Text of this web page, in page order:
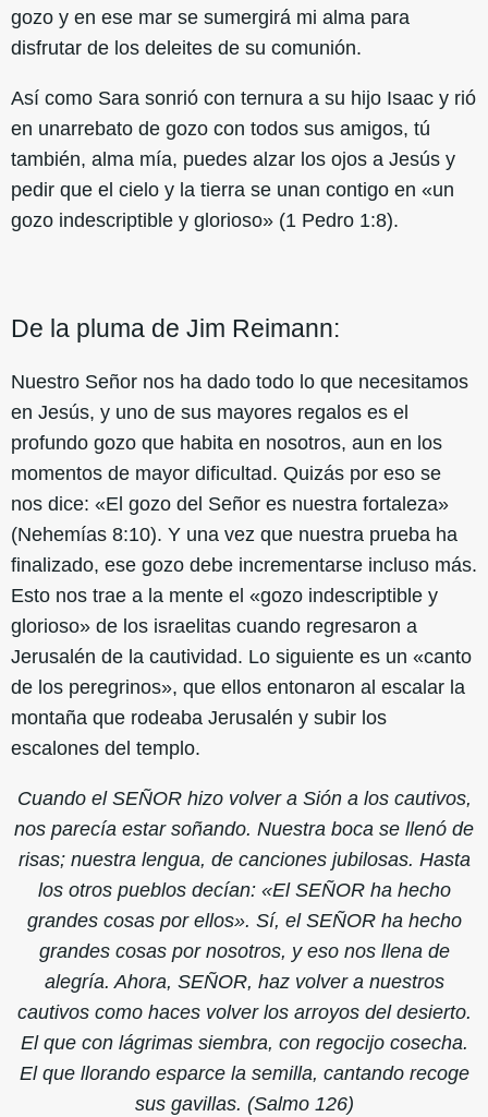
gozo y en ese mar se sumergirá mi alma para
disfrutar de los deleites de su comunión.
Así como Sara sonrió con ternura a su hijo Isaac y rió
en unarrebato de gozo con todos sus amigos, tú
también, alma mía, puedes alzar los ojos a Jesús y
pedir que el cielo y la tierra se unan contigo en «un
gozo indescriptible y glorioso» (1 Pedro 1:8).
De la pluma de Jim Reimann:
Nuestro Señor nos ha dado todo lo que necesitamos
en Jesús, y uno de sus mayores regalos es el
profundo gozo que habita en nosotros, aun en los
momentos de mayor dificultad. Quizás por eso se
nos dice: «El gozo del Señor es nuestra fortaleza»
(Nehemías 8:10). Y una vez que nuestra prueba ha
finalizado, ese gozo debe incrementarse incluso más.
Esto nos trae a la mente el «gozo indescriptible y
glorioso» de los israelitas cuando regresaron a
Jerusalén de la cautividad. Lo siguiente es un «canto
de los peregrinos», que ellos entonaron al escalar la
montaña que rodeaba Jerusalén y subir los
escalones del templo.
Cuando el SEÑOR hizo volver a Sión a los cautivos,
nos parecía estar soñando. Nuestra boca se llenó de
risas; nuestra lengua, de canciones jubilosas. Hasta
los otros pueblos decían: «El SEÑOR ha hecho
grandes cosas por ellos». Sí, el SEÑOR ha hecho
grandes cosas por nosotros, y eso nos llena de
alegría. Ahora, SEÑOR, haz volver a nuestros
cautivos como haces volver los arroyos del desierto.
El que con lágrimas siembra, con regocijo cosecha.
El que llorando esparce la semilla, cantando recoge
sus gavillas. (Salmo 126)